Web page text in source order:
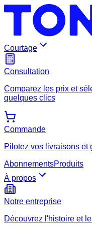
Courtage
Consultation
Comparez les prix et
quelques clics
Commande
Pilotez vos livraisons et
AbonnementsProduits
À propos
Notre entreprise
Découvrez l'histoire et